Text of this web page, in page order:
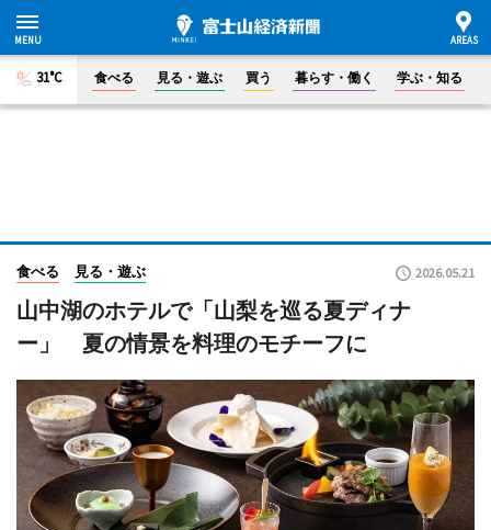
31°C 食べる 見る・遊ぶ 買う 暮らす・働く 学ぶ・知る
食べる 見る・遊ぶ 2026.05.21
山中湖のホテルで「山梨を巡る夏ディナ
ー」 夏の情景を料理のモチーフに